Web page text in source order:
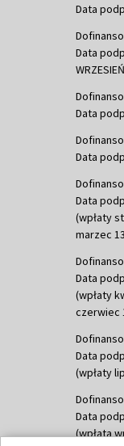
Data
Data
Data
Data
Data
(wpłaty
marzec
Data
(wpłaty
czerwiec
Data
(wpłaty
Data
(wpłata